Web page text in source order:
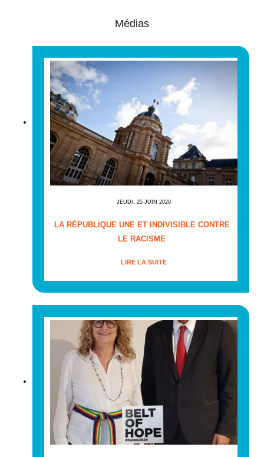
Médias
JEUDI, 25 JUIN 2020
LA RÉPUBLIQUE UNE ET INDIVISIBLE CONTRE
LE RACISME
LIRE LA SUITE